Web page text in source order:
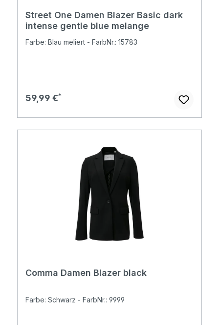
Street One Damen Blazer Basic dark
intense gentle blue melange
Farbe: Blau meliert - FarbNr.: 15783
Regulärer Preis:
59,99 €
Comma Damen Blazer black
Farbe: Schwarz - FarbNr.: 9999